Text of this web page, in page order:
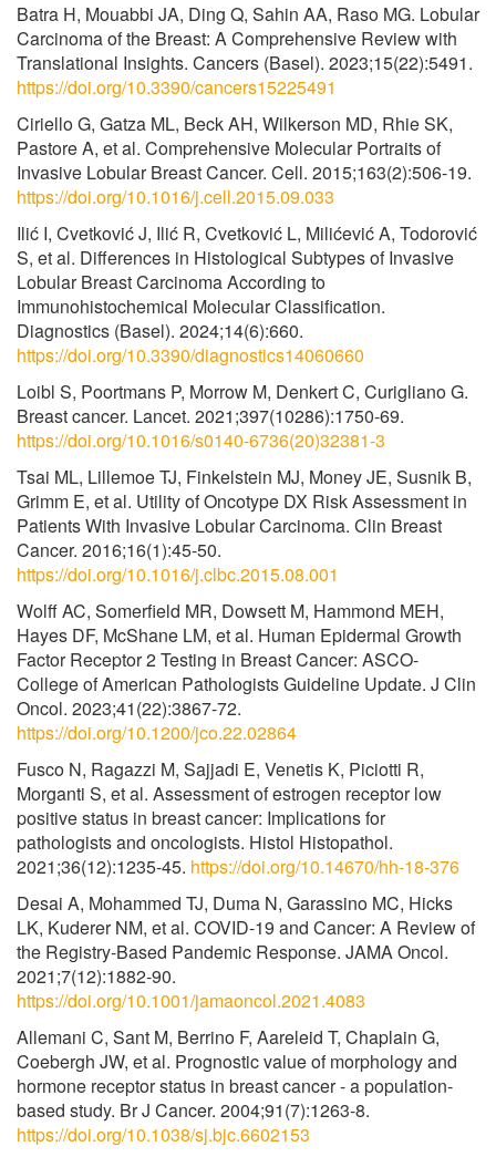
Batra H, Mouabbi JA, Ding Q, Sahin AA, Raso MG. Lobular
Carcinoma of the Breast: A Comprehensive Review with
Translational Insights. Cancers (Basel). 2023;15(22):5491.
https://doi.org/10.3390/cancers15225491
Ciriello G, Gatza ML, Beck AH, Wilkerson MD, Rhie SK,
Pastore A, et al. Comprehensive Molecular Portraits of
Invasive Lobular Breast Cancer. Cell. 2015;163(2):506-19.
https://doi.org/10.1016/j.cell.2015.09.033
Ilić I, Cvetković J, Ilić R, Cvetković L, Milićević A, Todorović
S, et al. Differences in Histological Subtypes of Invasive
Lobular Breast Carcinoma According to
Immunohistochemical Molecular Classification.
Diagnostics (Basel). 2024;14(6):660.
https://doi.org/10.3390/diagnostics14060660
Loibl S, Poortmans P, Morrow M, Denkert C, Curigliano G.
Breast cancer. Lancet. 2021;397(10286):1750-69.
https://doi.org/10.1016/s0140-6736(20)32381-3
Tsai ML, Lillemoe TJ, Finkelstein MJ, Money JE, Susnik B,
Grimm E, et al. Utility of Oncotype DX Risk Assessment in
Patients With Invasive Lobular Carcinoma. Clin Breast
Cancer. 2016;16(1):45-50.
https://doi.org/10.1016/j.clbc.2015.08.001
Wolff AC, Somerfield MR, Dowsett M, Hammond MEH,
Hayes DF, McShane LM, et al. Human Epidermal Growth
Factor Receptor 2 Testing in Breast Cancer: ASCO-
College of American Pathologists Guideline Update. J Clin
Oncol. 2023;41(22):3867-72.
https://doi.org/10.1200/jco.22.02864
Fusco N, Ragazzi M, Sajjadi E, Venetis K, Piciotti R,
Morganti S, et al. Assessment of estrogen receptor low
positive status in breast cancer: Implications for
pathologists and oncologists. Histol Histopathol.
2021;36(12):1235-45. https://doi.org/10.14670/hh-18-376
Desai A, Mohammed TJ, Duma N, Garassino MC, Hicks
LK, Kuderer NM, et al. COVID-19 and Cancer: A Review of
the Registry-Based Pandemic Response. JAMA Oncol.
2021;7(12):1882-90.
https://doi.org/10.1001/jamaoncol.2021.4083
Allemani C, Sant M, Berrino F, Aareleid T, Chaplain G,
Coebergh JW, et al. Prognostic value of morphology and
hormone receptor status in breast cancer - a population-
based study. Br J Cancer. 2004;91(7):1263-8.
https://doi.org/10.1038/sj.bjc.6602153